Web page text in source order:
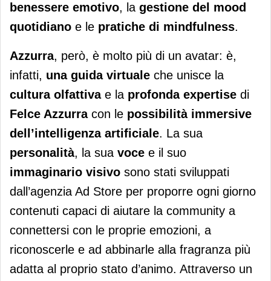
benessere emotivo, la gestione del mood
quotidiano e le pratiche di mindfulness.
Azzurra, però, è molto più di un avatar: è,
infatti, una guida virtuale che unisce la
cultura olfattivae la profonda expertise di
Felce Azzurracon le possibilità immersive
dell’intelligenza artificiale. La sua
personalità, la sua voce e il suo
immaginario visivo sono stati sviluppati
dall’agenzia Ad Store per proporre ogni giorno
contenuti capaci di aiutare la community a
connettersi con le proprie emozioni, a
riconoscerle e ad abbinarle alla fragranza più
adatta al proprio stato d’animo. Attraverso un